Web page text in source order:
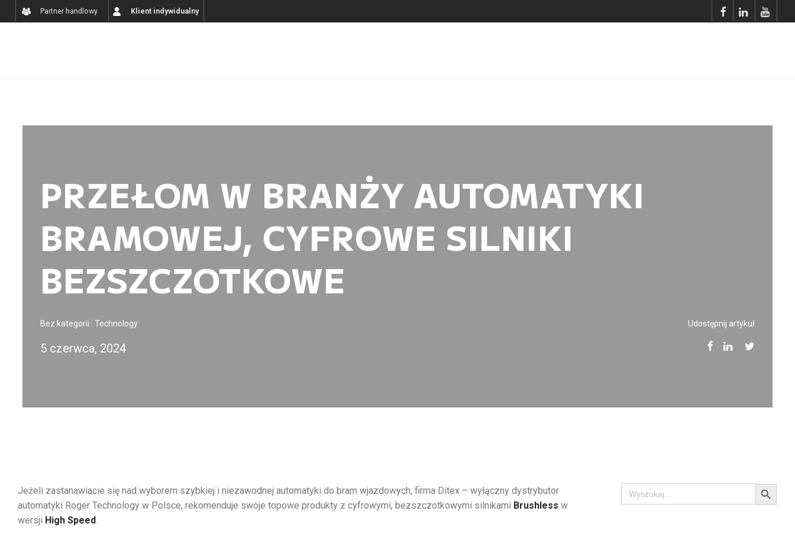
Partner handlowy Klient indywidualny
PRZEŁOM W BRANŻY AUTOMATYKI
BRAMOWEJ, CYFROWE SILNIKI
BEZSZCZOTKOWE
Bez kategorii Technology
5 czerwca, 2024
Udostępnij artykuł
Jeżeli zastanawiacie się nad wyborem szybkiej i niezawodnej automatyki do bram wjazdowych, firma Ditex – wyłączny dystrybutor
automatyki Roger Technology w Polsce, rekomenduje swoje topowe produkty z cyfrowymi, bezszczotkowymi silnikami Brushless w
wersji High Speed.
Search
for:
Search Button